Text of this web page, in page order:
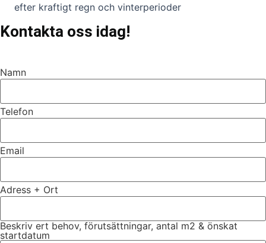
efter kraftigt regn och vinterperioder
Kontakta oss idag!
Namn
Telefon
Email
Adress + Ort
Beskriv ert behov, förutsättningar, antal m2 & önskat
startdatum